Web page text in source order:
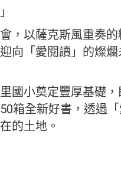
，以薩克斯風重奏
向「愛閱讀」的燦爛
國小奠定豐厚基礎
箱全新好書，透過
的土地。